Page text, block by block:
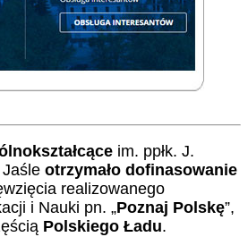
im. ppłk. J.
otrzymało dofinasowanie
realizowanego
i Nauki pn. „Poznaj Polskę”,
Polskiego Ładu.